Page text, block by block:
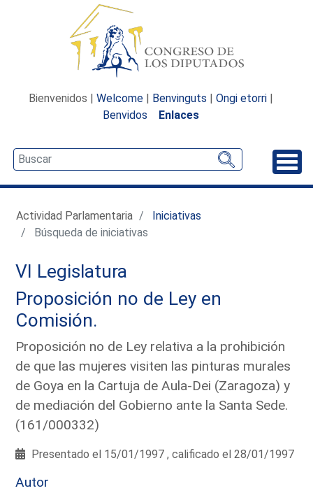
Bienvenidos | Welcome | Benvinguts | Ongi etorri |
Benvidos
Enlaces
Actividad Parlamentaria
Iniciativas
Búsqueda de iniciativas
VI Legislatura
Proposición no de Ley en
Comisión.
Proposición no de Ley relativa a la prohibición
de que las mujeres visiten las pinturas murales
de Goya en la Cartuja de Aula-Dei (Zaragoza) y
de mediación del Gobierno ante la Santa Sede.
(161/000332)
Presentado el 15/01/1997 , calificado el 28/01/1997
Autor